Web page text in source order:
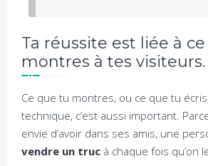
Ta réussite est liée à
montres à tes visiteurs.
Ce que tu montres, ou ce que tu
technique, c’est aussi important.
envie d’avoir dans ses amis, une
vendre un truc à chaque fois qu’on